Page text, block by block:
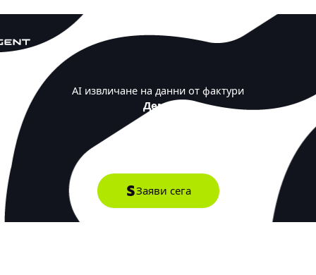
съдържанието
AI извличане на данни от фактури
Демо
Заяви сега